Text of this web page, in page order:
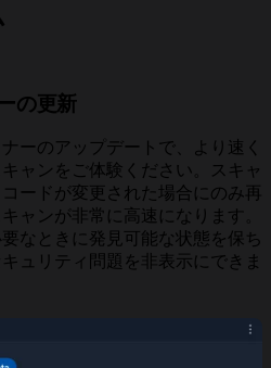
の更新
ーのアップデートで、より速く
ャンをご体験ください。スキャ
ードが変更された場合にのみ再
ャンが非常に高速になります。
なときに発見可能な状態を保ち
ュリティ問題を非表示にできま